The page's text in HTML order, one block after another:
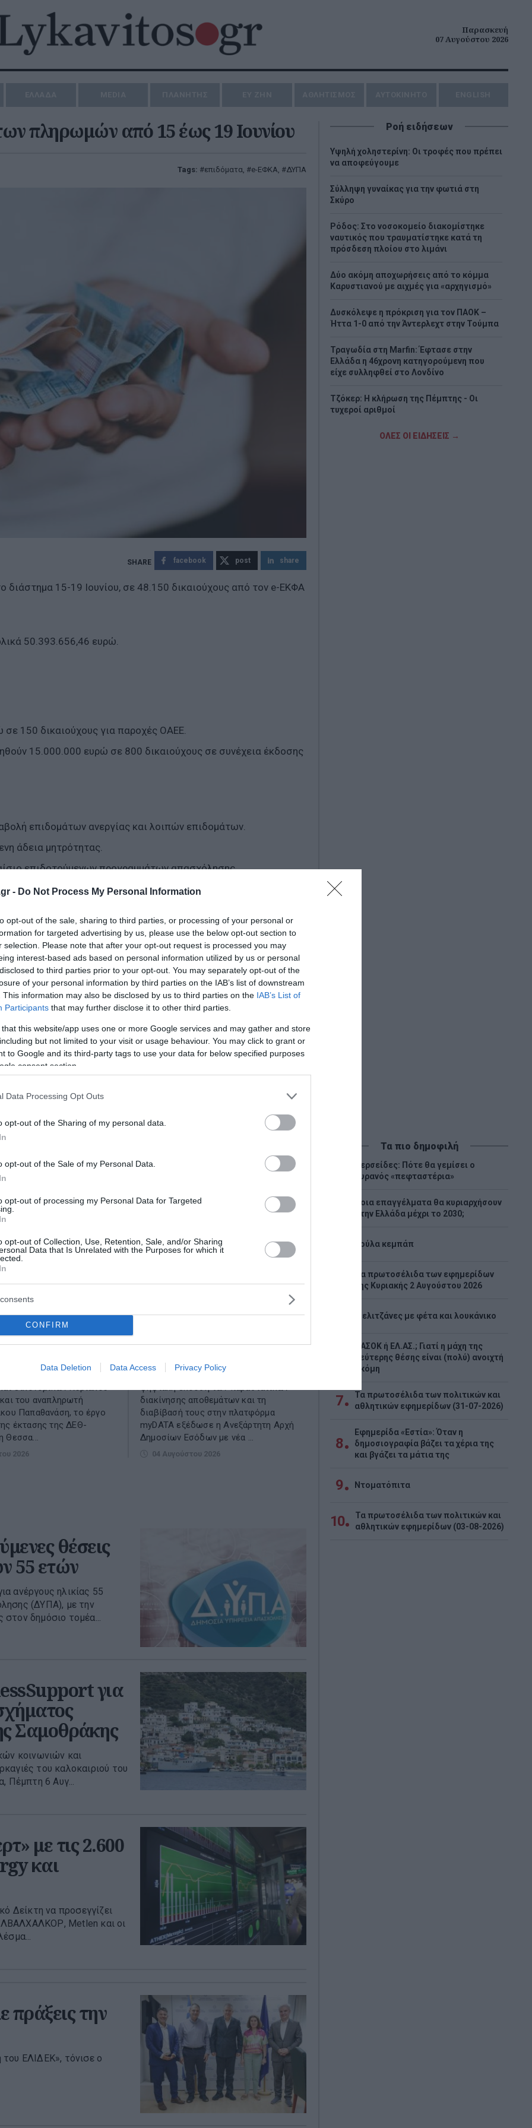
- Do Not Process My Personal Information
opt-out of the sale, sharing to third parties, or processing of your personal or
for targeted advertising by us, please use the below opt-out section to
selection. Please note that after your opt-out request is processed you may
interest-based ads based on personal information utilized by us or personal
to third parties prior to your opt-out. You may separately opt-out of the
of your personal information by third parties on the IAB’s list of downstream
This information may also be disclosed by us to third parties on the IAB’s List of
Participants that may further disclose it to other third parties.
that this website/app uses one or more Google services and may gather and store
but not limited to your visit or usage behaviour. You may click to grant or
to Google and its third-party tags to use your data for below specified purposes
consent section.
Data Processing Opt Outs
opt-out of the Sharing of my personal data.
opt-out of the Sale of my Personal Data.
opt-out of processing my Personal Data for Targeted
opt-out of Collection, Use, Retention, Sale, and/or Sharing
Data that Is Unrelated with the Purposes for which it
CONFIRM
Data Deletion Data Access Privacy Policy
Παρασκευή
07 Αυγούστου 2026
πληρωμών από 15 έως 19 Ιουνίου
Tags: επιδόματα, e-ΕΦΚΑ, ΔΥΠΑ
facebook post share
15-19 Ιουνίου, σε 48.150 δικαιούχους από τον e-ΕΚΦΑ
50.393.656,46 ευρώ.
150 δικαιούχους για παροχές ΟΑΕΕ.
15.000.000 ευρώ σε 800 δικαιούχους σε συνέχεια έκδοσης
επιδομάτων ανεργίας και λοιπών επιδομάτων.
άδεια μητρότητας.
επιδοτούμενων προγραμμάτων απασχόλησης.
κοινωφελούς χαρακτήρα.
ανισοτήτων: Η εθνική πρόκληση για την Ελλάδα του 2030»
- Η δαπάνη ξεπερνά τα 21,5 εκατ. ευρώ
Οικονομικών της Ευρωζώνης
Lykavitos.gr στο Google News
Ροή ειδήσεων
Υψηλή χοληστερίνη: Οι τροφές που πρέπει
να αποφεύγουμε
Σύλληψη γυναίκας για την φωτιά στη
Σκύρο
Ρόδος: Στο νοσοκομείο διακομίστηκε
ναυτικός που τραυματίστηκε κατά τη
πρόσδεση πλοίου στο λιμάνι
Δύο ακόμη αποχωρήσεις από το κόμμα
Καρυστιανού με αιχμές για «αρχηγισμό»
Δυσκόλεψε η πρόκριση για τον ΠΑΟΚ –
Ήττα 1-0 από την Άντερλεχτ στην Τούμπα
Τραγωδία στη Marfin: Έφτασε στην
Ελλάδα η 46χρονη κατηγορούμενη που
είχε συλληφθεί στο Λονδίνο
Τζόκερ: Η κλήρωση της Πέμπτης - Οι
τυχεροί αριθμοί
Πέθανε το λευκό κουτάβι που είχε γίνει
ΟΛΕΣ ΟΙ ΕΙΔΗΣΕΙΣ →
204,6 εκατ.
το Εθνικό
Ανάπτυξης για
Οικονομικών Κυριάκου
του αναπληρωτή
Παπαθανάση, το έργο
έκτασης της ΔΕΘ-
Θεσσα...
2026
διακίνηση αγροτικών
Πρόσθετες οδηγίες σχετικά με την
ψηφιακή έκδοση των παραστατικών
διακίνησης αποθεμάτων και τη
διαβίβασή τους στην πλατφόρμα
myDATA εξέδωσε η Ανεξάρτητη Αρχή
Δημοσίων Εσόδων με νέα ...
04 Αυγούστου 2026
θέσεις
55 ετών
ανέργους ηλικίας 55
(ΔΥΠΑ), με την
δημόσιο τομέα...
για
Σαμοθράκης
κοινωνιών και
του καλοκαιριού του
Πέμπτη 6 Αυγ...
με τις 2.600
και
Δείκτη να προσεγγίζει
Metlen και οι
πράξεις την
ΕΛΙΔΕΚ», τόνισε ο
Τα πιο δημοφιλή
Περσείδες: Πότε θα γεμίσει ο
ουρανός «πεφταστέρια»
Ποια επαγγέλματα θα κυριαρχήσουν
στην Ελλάδα μέχρι το 2030;
Λούλα κεμπάπ
Tα πρωτοσέλιδα των εφημερίδων
της Κυριακής 2 Αυγούστου 2026
Μελιτζάνες με φέτα και λουκάνικο
ΠΑΣΟΚ ή ΕΛ.ΑΣ.; Γιατί η μάχη της
δεύτερης θέσης είναι (πολύ) ανοιχτή
ακόμη
7
Τα πρωτοσέλιδα των πολιτικών και
αθλητικών εφημερίδων (31-07-2026)
8
Εφημερίδα «Εστία»: Όταν η
δημοσιογραφία βάζει τα χέρια της
και βγάζει τα μάτια της
9 Ντοματόπιτα
10
Τα πρωτοσέλιδα των πολιτικών και
αθλητικών εφημερίδων (03-08-2026)